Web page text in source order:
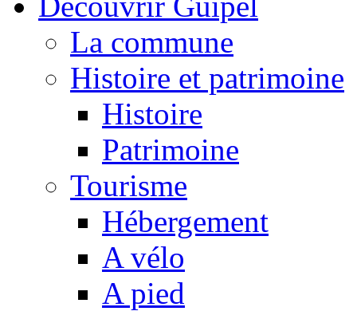
La commune
Histoire et patrimoine
Histoire
Patrimoine
Tourisme
Hébergement
A vélo
A pied